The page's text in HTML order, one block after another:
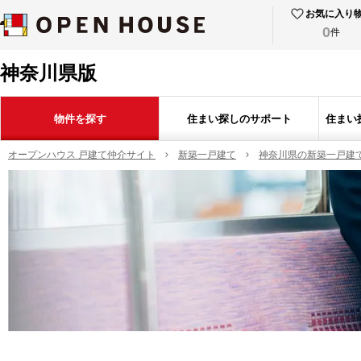
お気に入り
0件
神奈川県版
物件を探す 住まい探しのサポート 住まい
オープンハウス 戸建て仲介サイト 新築一戸建て 神奈川県の新築一戸建